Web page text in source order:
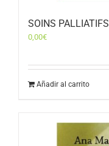
SOINS PALLIATIFS
0,00€
Añadir al carrito